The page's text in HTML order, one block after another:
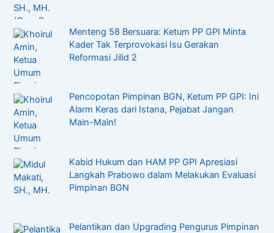
Menteng 58 Bersuara: Ketum PP GPI Minta
Kader Tak Terprovokasi Isu Gerakan
Reformasi Jilid 2
Pencopotan Pimpinan BGN, Ketum PP GPI: Ini
Alarm Keras dari Istana, Pejabat Jangan
Main-Main!
Kabid Hukum dan HAM PP GPI Apresiasi
Langkah Prabowo dalam Melakukan Evaluasi
Pimpinan BGN
Pelantikan dan Upgrading Pengurus Pimpinan